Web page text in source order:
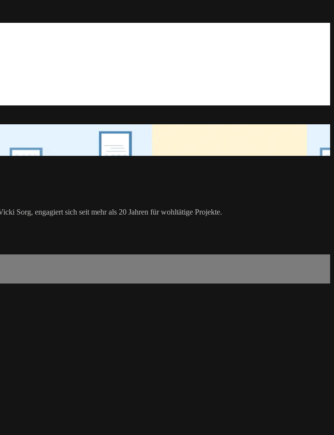
Sorg, engagiert sich seit mehr als 20 Jahren für wohltätige Projekte.